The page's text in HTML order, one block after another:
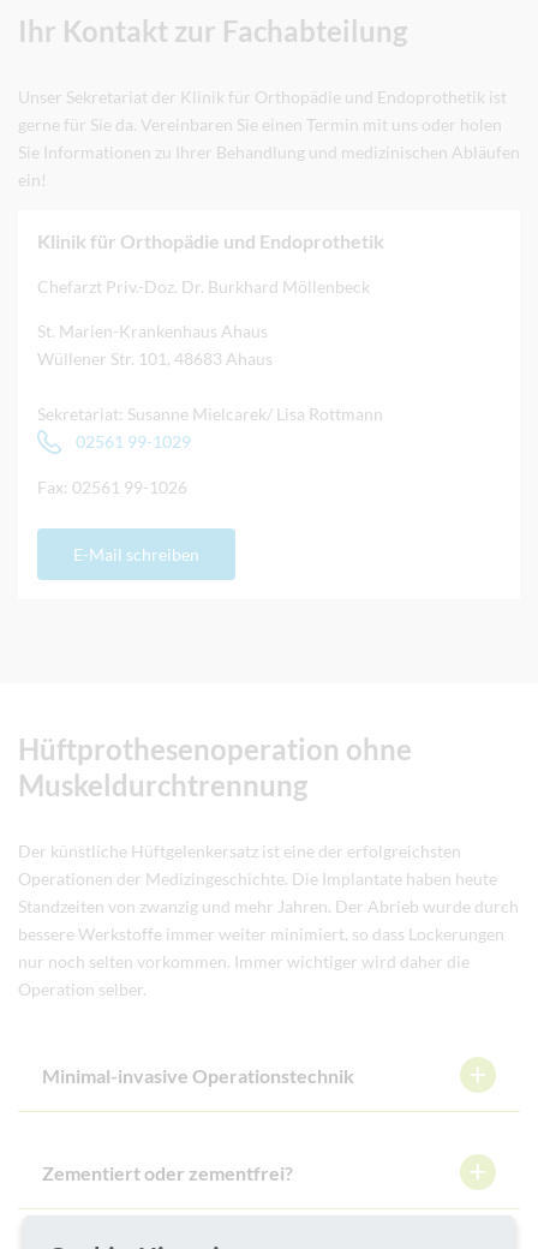
Ihr Kontakt zur Fachabteilung
Unser Sekretariat der Klinik für Orthopädie und Endoprothetik ist
gerne für Sie da. Vereinbaren Sie einen Termin mit uns oder holen
Sie Informationen zu Ihrer Behandlung und medizinischen Abläufen
ein!
Klinik für Orthopädie und Endoprothetik
Chefarzt Priv.-Doz. Dr. Burkhard Möllenbeck
St. Marien-Krankenhaus Ahaus
Wüllener Str. 101, 48683 Ahaus
Sekretariat: Susanne Mielcarek/ Lisa Rottmann
02561 99-1029
Fax: 02561 99-1026
E-Mail schreiben
Hüftprothesenoperation ohne
Muskeldurchtrennung
Der künstliche Hüftgelenkersatz ist eine der erfolgreichsten
Operationen der Medizingeschichte. Die Implantate haben heute
Standzeiten von zwanzig und mehr Jahren. Der Abrieb wurde durch
bessere Werkstoffe immer weiter minimiert, so dass Lockerungen
nur noch selten vorkommen. Immer wichtiger wird daher die
Operation selber.
Minimal-invasive Operationstechnik
Zementiert oder zementfrei?